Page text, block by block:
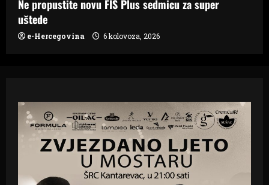
Ne propustite novu FIS Plus sedmicu za super
uštede
e-Hercegovina 6 kolovoza, 2026